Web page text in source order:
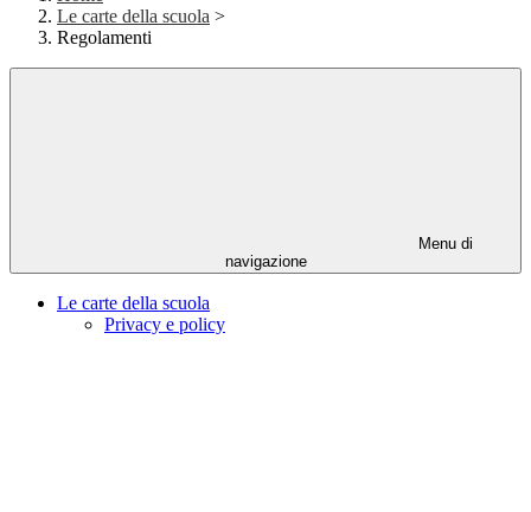
Le carte della scuola >
Regolamenti
Menu di
navigazione
Le carte della scuola
Privacy e policy